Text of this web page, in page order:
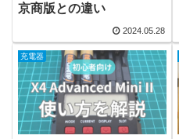
京商版との違い
2024.05.28
充電器